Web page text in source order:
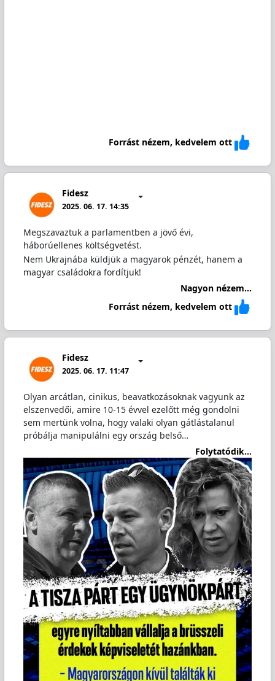
Forrást nézem, kedvelem ott
Fidesz
2025. 06. 17. 14:35
Megszavaztuk a parlamentben a jövő évi,
háborúellenes költségvetést.
Nem Ukrajnába küldjük a magyarok pénzét, hanem a
magyar családokra fordítjuk!
Nagyon nézem...
Forrást nézem, kedvelem ott
Fidesz
2025. 06. 17. 11:47
Olyan arcátlan, cinikus, beavatkozásoknak vagyunk az
elszenvedői, amire 10-15 évvel ezelőtt még gondolni
sem mertünk volna, hogy valaki olyan gátlástalanul
próbálja manipulálni egy ország belső…
Folytatódik...